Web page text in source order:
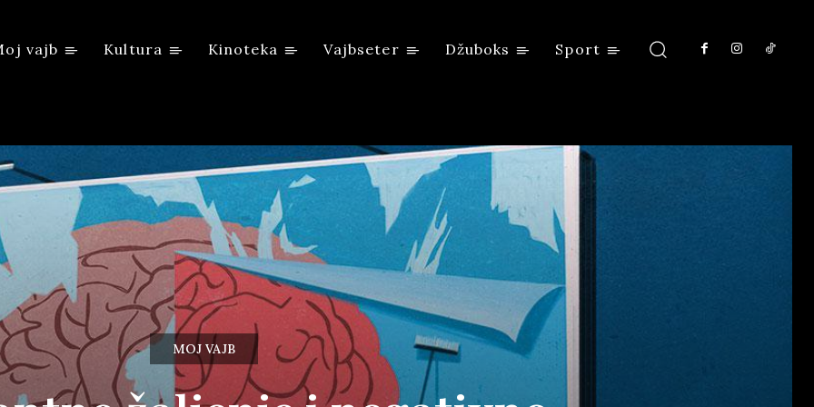
vajb Kultura Kinoteka Vajbseter Džuboks Sport
MOJ VAJB